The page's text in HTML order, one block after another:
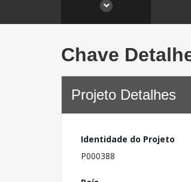
Chave
Projeto Detalhes
Identidade do Projeto
P000388